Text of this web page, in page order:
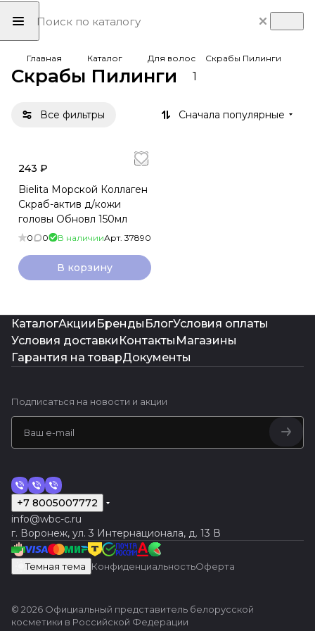
Главная Каталог Для волос Скрабы Пилинги
Скрабы Пилинги 1
Все фильтры Сначала популярные
243 ₽
Bielita Морской Коллаген
Скраб-актив д/кожи
головы Обновл 150мл
0 0 В наличииАрт. 37890
В корзину
КаталогАкции Бренды БлогУсловия оплаты
Условия доставки Контакты Магазины
Гарантия на товарДокументы
Подписаться на новости и акции
+7 8005007772
info@wbc-c.ru
г. Воронеж, ул. 3 Интернационала, д. 13 В
Темная тема КонфиденциальностьОферта
© 2026 Официальный представитель белорусской
косметики в Российской Федерации